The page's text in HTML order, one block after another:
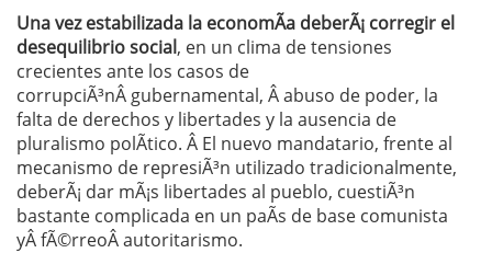
Una vez estabilizada la economÃ­a deberÃ¡ corregir el
desequilibrio social, en un clima de tensiones
crecientes ante los casos de
corrupciÃ³nÂ gubernamental, Â abuso de poder, la
falta de derechos y libertades y la ausencia de
pluralismo polÃ­tico. Â El nuevo mandatario, frente al
mecanismo de represiÃ³n utilizado tradicionalmente,
deberÃ¡ dar mÃ¡s libertades al pueblo, cuestiÃ³n
bastante complicada en un paÃ­s de base comunista
yÂ fÃ©rreoÂ autoritarismo.